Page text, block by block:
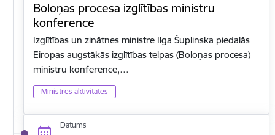
Boloņas procesa izglītības ministru
konference
Izglītības un zinātnes ministre Ilga Šuplinska piedalās
Eiropas augstākās izglītības telpas (Boloņas procesa)
ministru konferencē,…
Ministres aktivitātes
Datums